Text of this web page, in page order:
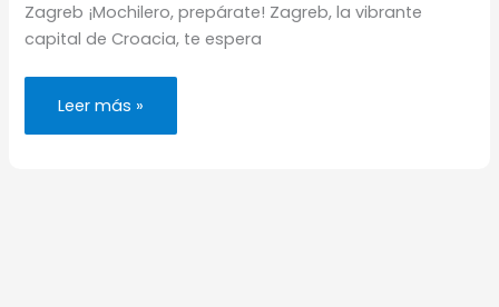
Zagreb ¡Mochilero, prepárate! Zagreb, la vibrante
capital de Croacia, te espera
Dónde
en
Leer más »